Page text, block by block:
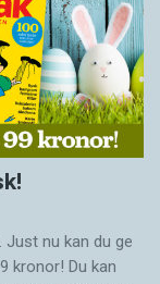
Just nu kan du ge
kronor! Du kan